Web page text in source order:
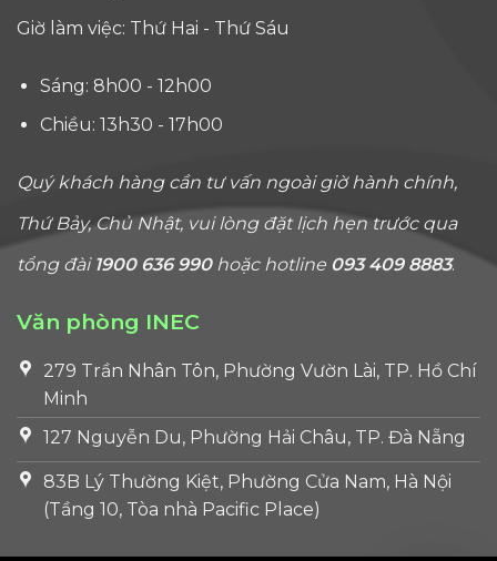
Giờ làm việc: Thứ Hai - Thứ Sáu
Sáng: 8h00 - 12h00
Chiều: 13h30 - 17h00
Quý khách hàng cần tư vấn ngoài giờ hành chính,
Thứ Bảy, Chủ Nhật, vui lòng đặt lịch hẹn trước qua
tổng đài 1900 636 990hoặc hotline 093 409 8883.
Văn phòng INEC
279 Trần Nhân Tôn, Phường Vườn Lài, TP. Hồ Chí
Minh
127 Nguyễn Du, Phường Hải Châu, TP. Đà Nẵng
83B Lý Thường Kiệt, Phường Cửa Nam, Hà Nội
(Tầng 10, Tòa nhà Pacific Place)